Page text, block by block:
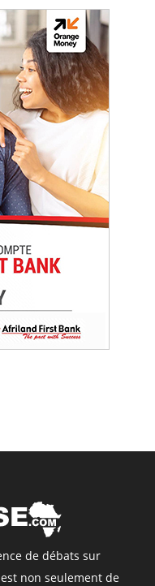
de débats sur
non seulement de